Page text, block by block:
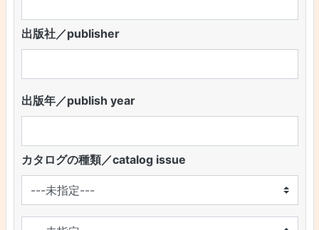
出版社／publisher
出版年／publish year
カタログの種類／catalog issue